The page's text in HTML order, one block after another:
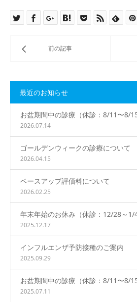
前の記事
最近のお知らせ
お盆期間中の診療（休診：8/11〜8/
2026.07.14
ゴールデンウィークの診療について
2026.04.15
ベースアップ評価料について
2026.02.25
年末年始のお休み（休診：12/28～1/
2025.12.17
インフルエンザ予防接種のご案内
2025.09.29
お盆期間中の診療（休診：8/11〜8/
2025.07.11
○ ○ ○
午後 14：00 − 19
○
木曜午後・土曜午後・日曜
【 お電話 】
092-874-7007